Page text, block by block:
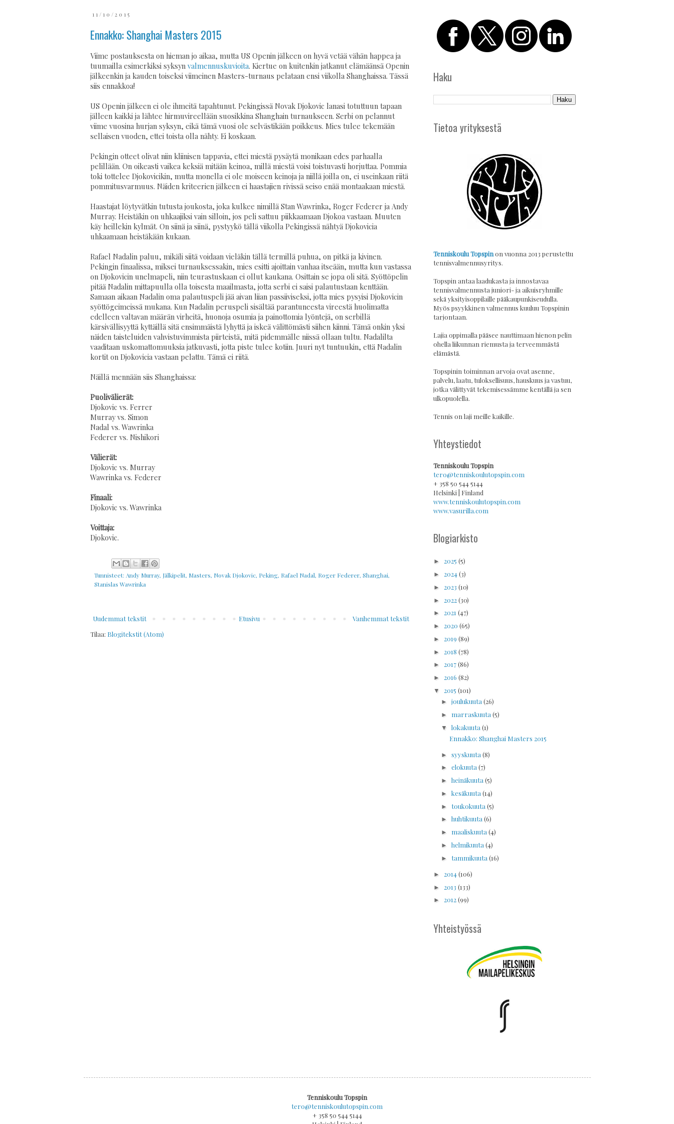
11/10/2015
Ennakko: Shanghai Masters 2015
Viime postauksesta on hieman jo aikaa, mutta US Openin jälkeen on hyvä vetää vähän happea ja
tuumailla esimerkiksi syksyn valmennuskuvioita. Kiertue on kuitenkin jatkanut elämäänsä Openin
jälkeenkin ja kauden toiseksi viimeinen Masters-turnaus pelataan ensi viikolla Shanghaissa. Tässä
siis ennakkoa!
US Openin jälkeen ei ole ihmeitä tapahtunut. Pekingissä Novak Djokovic lanasi totuttuun tapaan
jälleen kaikki ja lähtee hirmuvireellään suosikkina Shanghain turnaukseen. Serbi on pelannut
viime vuosina hurjan syksyn, eikä tämä vuosi ole selvästikään poikkeus. Mies tulee tekemään
sellaisen vuoden, ettei toista olla nähty. Ei koskaan.
Pekingin otteet olivat niin kliinisen tappavia, ettei miestä pysäytä monikaan edes parhaalla
pelillään. On oikeasti vaikea keksiä mitään keinoa, millä miestä voisi toistuvasti horjuttaa. Pommia
toki tottelee Djokovicikin, mutta monella ei ole moiseen keinoja ja niillä joilla on, ei useinkaan riitä
pommitusvarmuus. Näiden kriteerien jälkeen ei haastajien rivissä seiso enää montaakaan miestä.
Haastajat löytyvätkin tutusta joukosta, joka kulkee nimillä Stan Wawrinka, Roger Federer ja Andy
Murray. Heistäkin on uhkaajiksi vain silloin, jos peli sattuu piikkaamaan Djokoa vastaan. Muuten
käy heillekin kylmät. On siinä ja siinä, pystyykö tällä viikolla Pekingissä nähtyä Djokovicia
uhkaamaan heistäkään kukaan.
Rafael Nadalin paluu, mikäli siitä voidaan vieläkin tällä termillä puhua, on pitkä ja kivinen.
Pekingin finaalissa, miksei turnauksessakin, mies esitti ajoittain vanhaa itseään, mutta kun vastassa
on Djokovicin unelmapeli, niin teurastuskaan ei ollut kaukana. Osittain se jopa oli sitä. Syöttöpelin
pitää Nadalin mittapuulla olla toisesta maailmasta, jotta serbi ei saisi palautustaan kenttään.
Samaan aikaan Nadalin oma palautuspeli jää aivan liian passiiviseksi, jotta mies pysyisi Djokovicin
syöttögeimeissä mukana. Kun Nadalin peruspeli sisältää parantuneesta vireestä huolimatta
edelleen valtavan määrän virheitä, huonoja osumia ja painottomia lyöntejä, on serbillä
kärsivällisyyttä kyttäillä sitä ensimmäistä lyhyttä ja iskeä välittömästi siihen kiinni. Tämä onkin yksi
näiden taisteluiden vahvistuvimmista piirteistä, mitä pidemmälle niissä ollaan tultu. Nadalilta
vaaditaan uskomattomuuksia jatkuvasti, jotta piste tulee kotiin. Juuri nyt tuntuukin, että Nadalin
kortit on Djokovicia vastaan pelattu. Tämä ei riitä.
Näillä mennään siis Shanghaissa:
Puolivälierät:
Djokovic vs. Ferrer
Murray vs. Simon
Nadal vs. Wawrinka
Federer vs. Nishikori
Välierät:
Djokovic vs. Murray
Wawrinka vs. Federer
Finaali:
Djokovic vs. Wawrinka
Voittaja:
Djokovic.
Tunnisteet: Andy Murray, Jälkipelit, Masters, Novak Djokovic, Peking, Rafael Nadal, Roger Federer, Shanghai,
Stanislas Wawrinka
Uudemmat tekstit Vanhemmat tekstit
Etusivu
Tilaa: Blogitekstit (Atom)
Haku
Tietoa yrityksestä
Tenniskoulu Topspinon vuonna 2013 perustettu
tennisvalmennusyritys.
Topspin antaa laadukasta ja innostavaa
tennisvalmennusta juniori- ja aikuisryhmille
sekä yksityisoppilaille pääkaupunkiseudulla.
Myös psyykkinen valmennus kuuluu Topspinin
tarjontaan.
Lajia oppimalla pääsee nauttimaan hienon pelin
ohella liikunnan riemusta ja terveemmästä
elämästä.
Topspinin toiminnan arvoja ovat asenne,
palvelu, laatu, tuloksellisuus, hauskuus ja vastuu,
jotka välittyvät tekemisessämme kentällä ja sen
ulkopuolella.
Tennis on laji meille kaikille.
Yhteystiedot
Tenniskoulu Topspin
tero@tenniskoulutopspin.com
+ 358 50 544 5144
Helsinki | Finland
www.tenniskoulutopspin.com
www.vasurilla.com
Blogiarkisto
► 2025 (5)
► 2024(3)
► 2023 (10)
► 2022(30)
► 2021 (47)
► 2020 (65)
► 2019 (89)
► 2018 (78)
► 2017(86)
► 2016 (82)
▼ 2015 (101)
►joulukuuta(26)
► marraskuuta(5)
▼lokakuuta(1)
Ennakko: Shanghai Masters 2015
►syyskuuta(8)
►elokuuta(7)
►heinäkuuta(5)
►kesäkuuta(14)
►toukokuuta(5)
►huhtikuuta(6)
► maaliskuuta(4)
►helmikuuta(4)
►tammikuuta(16)
► 2014(106)
► 2013 (133)
► 2012(99)
Yhteistyössä
Tenniskoulu Topspin
tero@tenniskoulutopspin.com
+ 358 50 544 5144